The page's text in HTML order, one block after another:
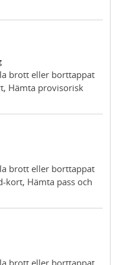
ut föremål vi tagit i
brott eller borttappat
Hämta provisorisk
in vapen
brott eller borttappat
kort, Hämta pass och
in upphittat föremål,
brott eller borttappat